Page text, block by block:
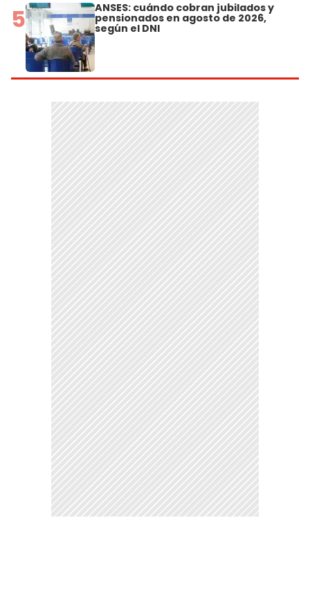
5 ANSES: cuándo cobran jubilados y
pensionados en agosto de 2026,
según el DNI